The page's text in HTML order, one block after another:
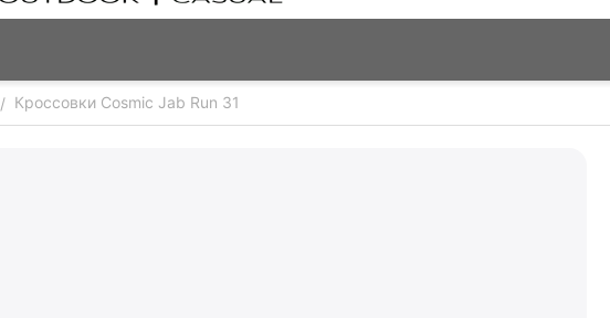
/ Кроссовки Cosmic Jab Run 31